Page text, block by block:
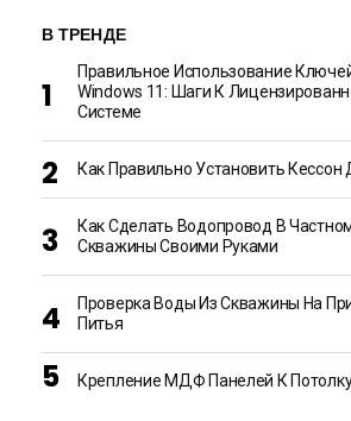
В ТРЕНДЕ
Правильное Использование
Windows 11: Шаги К
Системе
Как Правильно Установить
Как Сделать Водопровод В
Скважины Своими Руками
Проверка Воды Из Скважины На
Питья
Крепление МДФ Панелей К